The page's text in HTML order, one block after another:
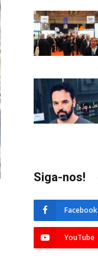
Siga-nos!
Facebook
YouTube